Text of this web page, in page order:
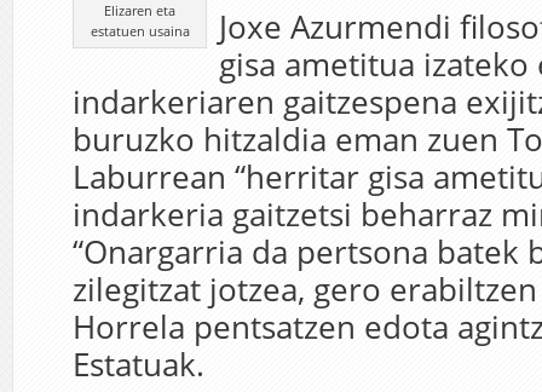
Elizaren eta
estatuen usaina
Joxe Azurmendi
gisa ametitua izateko
indarkeriaren gaitzespena
buruzko hitzaldia eman zuen
Laburrean “herritar gisa
indarkeria gaitzetsi beharraz
“Onargarria da pertsona batek
zilegitzat jotzea, gero erabiltzen
Horrela pentsatzen edota
Estatuak.